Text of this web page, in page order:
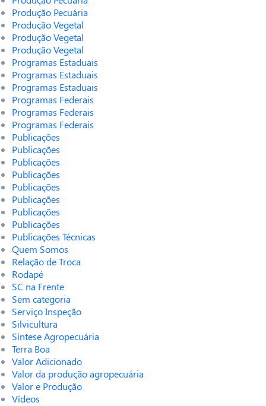
Produção Pecuária
Produção Vegetal
Produção Vegetal
Produção Vegetal
Programas Estaduais
Programas Estaduais
Programas Estaduais
Programas Federais
Programas Federais
Programas Federais
Publicações
Publicações
Publicações
Publicações
Publicações
Publicações
Publicações
Publicações
Publicações Técnicas
Quem Somos
Relação de Troca
Rodapé
SC na Frente
Sem categoria
Serviço Inspeção
Silvicultura
Síntese Agropecuária
Terra Boa
Valor Adicionado
Valor da produção agropecuária
Valor e Produção
Vídeos